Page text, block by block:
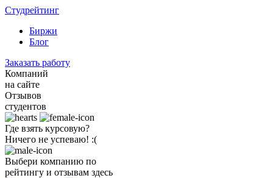
Студрейтинг
Биржи
Блог
Заказать работу
Компаний
на сайте
Отзывов
студентов
Где взять курсовую?
Ничего не успеваю! :(
Выбери компанию по
рейтингу и отзывам здесь